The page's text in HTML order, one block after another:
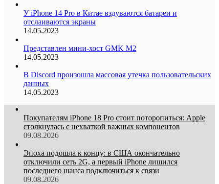
У iPhone 14 Pro в Китае вздуваются батареи и
отслаиваются экраны
14.05.2023
Представлен мини-хост GMK M2
14.05.2023
В Discord произошла массовая утечка пользовательских
данных
14.05.2023
Покупателям iPhone 18 Pro стоит поторопиться: Apple
столкнулась с нехваткой важных компонентов
09.08.2026
Эпоха подошла к концу: в США окончательно
отключили сеть 2G, а первый iPhone лишился
последнего шанса подключиться к связи
09.08.2026